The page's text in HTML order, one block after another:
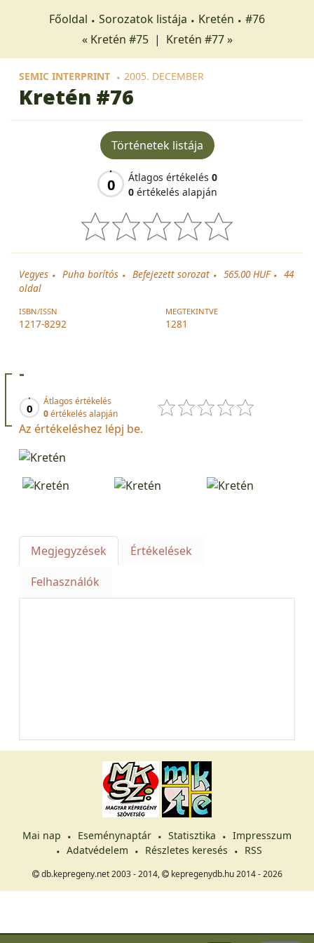
Főoldal Sorozatok listája Kretén
#76
« Kretén #75 | Kretén #77 »
SEMIC INTERPRINT 2005. DECEMBER
Kretén #76
Történetek listája
0 Átlagos értékelés 0
0 értékelés alapján
Vegyes Puha borítós Befejezett sorozat 565.00 HUF
44
oldal
ISBN/ISSN
1217-8292
MEGTEKINTVE
1281
-
0
Átlagos értékelés
0értékelés alapján
Az értékeléshez lépj be.
Megjegyzések
Értékelések
Felhasználók
Mai nap Eseménynaptár Statisztika
Impresszum
Adatvédelem
Részletes keresés RSS
db.kepregeny.net 2003 - 2014, kepregenydb.hu 2014 - 2026